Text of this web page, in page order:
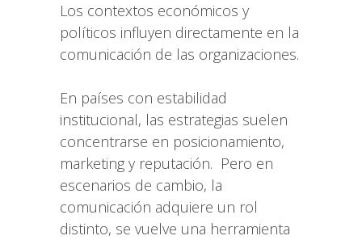
Los contextos económicos y
políticos influyen directamente en la
comunicación de las organizaciones.
En países con estabilidad
institucional, las estrategias suelen
concentrarse en posicionamiento,
marketing y reputación. Pero en
escenarios de cambio, la
comunicación adquiere un rol
distinto, se vuelve una herramienta